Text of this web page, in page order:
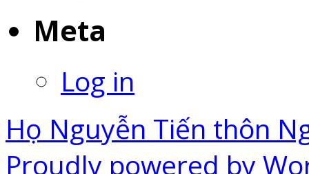
Meta
Log in
Họ Nguyễn Tiến thôn
Proudly powered by